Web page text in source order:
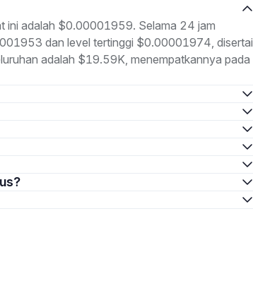
ini adalah $0.00001959. Selama 24 jam
dan level tertinggi $0.00001974, disertai
adalah $19.59K, menempatkannya pada